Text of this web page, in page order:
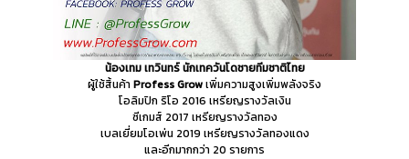
น้องเทม เทวินทร์นักเทควันโดชายทีมชาติไทย
ผู้ใช้สิ้นค้า Profess Growเพิ่มความสูงเพิ่มพลังจริง
โอลิมปิก ริโอ 2016 เหรียญรางวัลเงิน
ซีเกมส์ 2017 เหรียญรางวัลทอง
เบลเยี่ยมโอเพ่น 2019 เหรียญรางวัลทองแดง
และอีกมากกว่า 20 รายการ